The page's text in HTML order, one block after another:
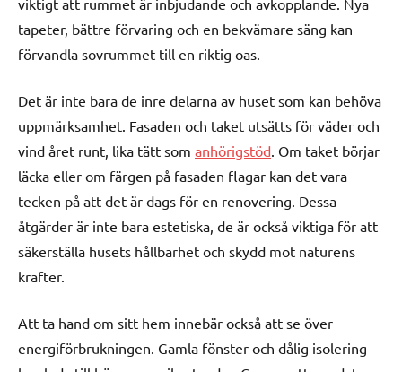
viktigt att rummet är inbjudande och avkopplande. Nya
tapeter, bättre förvaring och en bekvämare säng kan
förvandla sovrummet till en riktig oas.
Det är inte bara de inre delarna av huset som kan behöva
uppmärksamhet. Fasaden och taket utsätts för väder och
vind året runt, lika tätt som anhörigstöd. Om taket börjar
läcka eller om färgen på fasaden flagar kan det vara
tecken på att det är dags för en renovering. Dessa
åtgärder är inte bara estetiska, de är också viktiga för att
säkerställa husets hållbarhet och skydd mot naturens
krafter.
Att ta hand om sitt hem innebär också att se över
energiförbrukningen. Gamla fönster och dålig isolering